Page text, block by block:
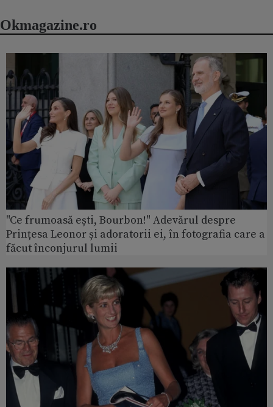
Okmagazine.ro
"Ce frumoasă ești, Bourbon!" Adevărul despre
Prințesa Leonor și adoratorii ei, în fotografia care a
făcut înconjurul lumii